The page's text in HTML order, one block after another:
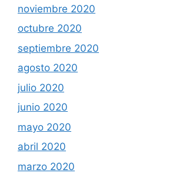
noviembre 2020
octubre 2020
septiembre 2020
agosto 2020
julio 2020
junio 2020
mayo 2020
abril 2020
marzo 2020